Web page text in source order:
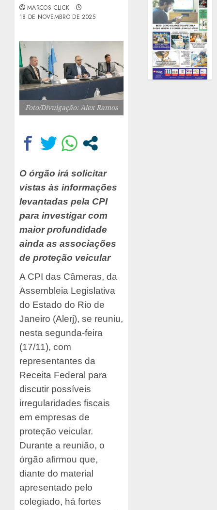
MARCOS CLICK
18 DE NOVEMBRO DE 2025
Foto/Divulgação: Alex Ramos
O órgão irá solicitar
vistas às informações
levantadas pela CPI
para investigar com
maior profundidade
ainda as associações
de proteção veicular
A CPI das Câmeras, da
Assembleia Legislativa
do Estado do Rio de
Janeiro (Alerj), se reuniu,
nesta segunda-feira
(17/11), com
representantes da
Receita Federal para
discutir possíveis
irregularidades fiscais
em empresas de
proteção veicular.
Durante a reunião, o
órgão afirmou que,
diante do material
apresentado pelo
colegiado, há fortes